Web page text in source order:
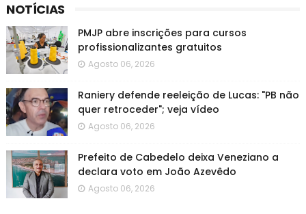
NOTÍCIAS
PMJP abre inscrições para cursos
profissionalizantes gratuitos
Agosto 06, 2026
Raniery defende reeleição de Lucas: "PB não
quer retroceder"; veja vídeo
Agosto 06, 2026
Prefeito de Cabedelo deixa Veneziano a
declara voto em João Azevêdo
Agosto 06, 2026